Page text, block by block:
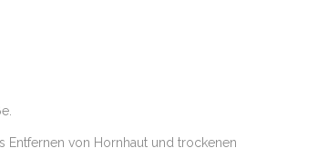
Entfernen von Hornhaut und trockenen